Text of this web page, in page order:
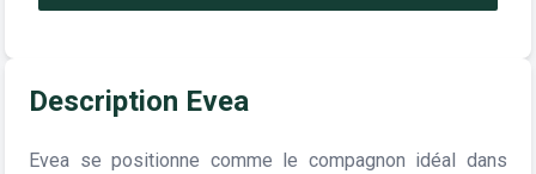
Description Evea
Evea se positionne comme le compagnon idéal dans